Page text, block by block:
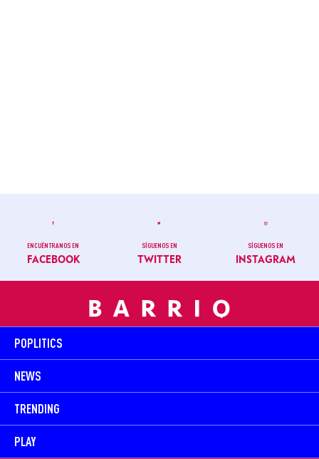
ENCUÉNTRANOS EN
FACEBOOK
SÍGUENOS EN
TWITTER
SÍGUENOS EN
INSTAGRAM
POPLITICS
NEWS
TRENDING
PLAY